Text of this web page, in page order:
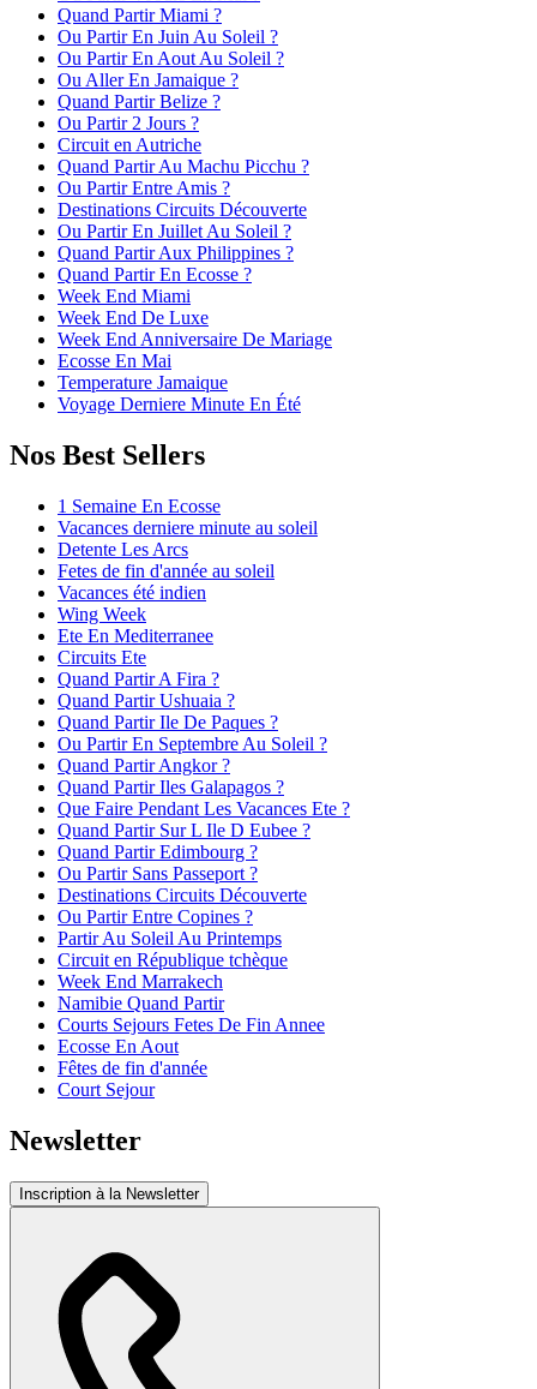
Quand Partir Miami ?
Ou Partir En Juin Au Soleil ?
Ou Partir En Aout Au Soleil ?
Ou Aller En Jamaique ?
Quand Partir Belize ?
Ou Partir 2 Jours ?
Circuit en Autriche
Quand Partir Au Machu Picchu ?
Ou Partir Entre Amis ?
Destinations Circuits Découverte
Ou Partir En Juillet Au Soleil ?
Quand Partir Aux Philippines ?
Quand Partir En Ecosse ?
Week End Miami
Week End De Luxe
Week End Anniversaire De Mariage
Ecosse En Mai
Temperature Jamaique
Voyage Derniere Minute En Été
Nos Best Sellers
1 Semaine En Ecosse
Vacances derniere minute au soleil
Detente Les Arcs
Fetes de fin d'année au soleil
Vacances été indien
Wing Week
Ete En Mediterranee
Circuits Ete
Quand Partir A Fira ?
Quand Partir Ushuaia ?
Quand Partir Ile De Paques ?
Ou Partir En Septembre Au Soleil ?
Quand Partir Angkor ?
Quand Partir Iles Galapagos ?
Que Faire Pendant Les Vacances Ete ?
Quand Partir Sur L Ile D Eubee ?
Quand Partir Edimbourg ?
Ou Partir Sans Passeport ?
Destinations Circuits Découverte
Ou Partir Entre Copines ?
Partir Au Soleil Au Printemps
Circuit en République tchèque
Week End Marrakech
Namibie Quand Partir
Courts Sejours Fetes De Fin Annee
Ecosse En Aout
Fêtes de fin d'année
Court Sejour
Newsletter
Inscription à la Newsletter